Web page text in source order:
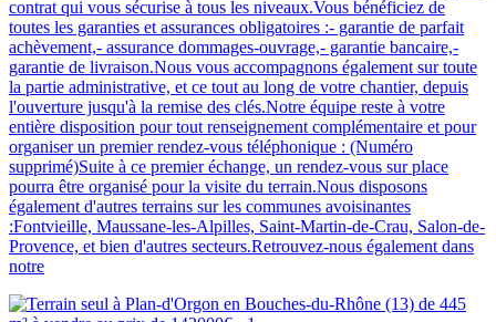
contrat qui vous sécurise à tous les niveaux.Vous bénéficiez de
toutes les garanties et assurances obligatoires :- garantie de parfait
achèvement,- assurance dommages-ouvrage,- garantie bancaire,-
garantie de livraison.Nous vous accompagnons également sur toute
la partie administrative, et ce tout au long de votre chantier, depuis
l'ouverture jusqu'à la remise des clés.Notre équipe reste à votre
entière disposition pour tout renseignement complémentaire et pour
organiser un premier rendez-vous téléphonique : (Numéro
supprimé)Suite à ce premier échange, un rendez-vous sur place
pourra être organisé pour la visite du terrain.Nous disposons
également d'autres terrains sur les communes avoisinantes
:Fontvieille, Maussane-les-Alpilles, Saint-Martin-de-Crau, Salon-de-
Provence, et bien d'autres secteurs.Retrouvez-nous également dans
notre